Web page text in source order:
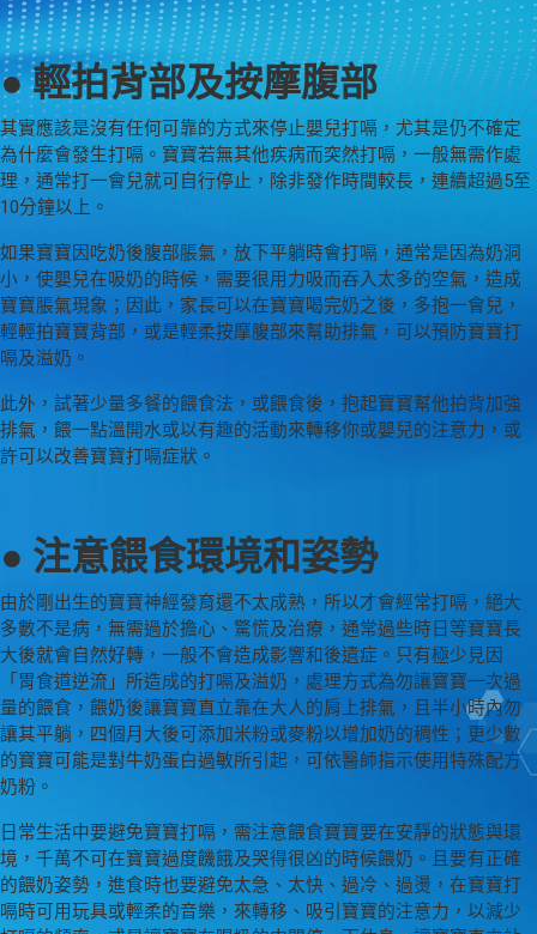
● 輕拍背部及按摩腹部
其實應該是沒有任何可靠的方式來停止嬰兒打嗝，尤其是仍不確定
為什麼會發生打嗝。寶寶若無其他疾病而突然打嗝，一般無需作處
理，通常打一會兒就可自行停止，除非發作時間較長，連續超過5至
10分鐘以上。
如果寶寶因吃奶後腹部脹氣，放下平躺時會打嗝，通常是因為奶洞
小，使嬰兒在吸奶的時候，需要很用力吸而吞入太多的空氣，造成
寶寶脹氣現象；因此，家長可以在寶寶喝完奶之後，多抱一會兒，
輕輕拍寶寶背部，或是輕柔按摩腹部來幫助排氣，可以預防寶寶打
嗝及溢奶。
此外，試著少量多餐的餵食法，或餵食後，抱起寶寶幫他拍背加強
排氣，餵一點溫開水或以有趣的活動來轉移你或嬰兒的注意力，或
許可以改善寶寶打嗝症狀。
● 注意餵食環境和姿勢
由於剛出生的寶寶神經發育還不太成熟，所以才會經常打嗝，絕大
多數不是病，無需過於擔心、驚慌及治療，通常過些時日等寶寶長
大後就會自然好轉，一般不會造成影響和後遺症。只有極少見因
「胃食道逆流」所造成的打嗝及溢奶，處理方式為勿讓寶寶一次過
量的餵食，餵奶後讓寶寶直立靠在大人的肩上排氣，且半小時內勿
讓其平躺，四個月大後可添加米粉或麥粉以增加奶的稠性；更少數
的寶寶可能是對牛奶蛋白過敏所引起，可依醫師指示使用特殊配方
奶粉。
日常生活中要避免寶寶打嗝，需注意餵食寶寶要在安靜的狀態與環
境，千萬不可在寶寶過度饑餓及哭得很凶的時候餵奶。且要有正確
的餵奶姿勢，進食時也要避免太急、太快、過冷、過燙，在寶寶打
嗝時可用玩具或輕柔的音樂，來轉移、吸引寶寶的注意力，以減少